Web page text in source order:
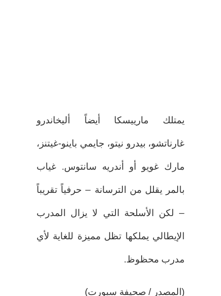
يمتلك مارييسكا أيضاً أليخاندرو
غارناتشو، بيدرو نيتو، جايمي باينو-غيتنز،
مارك غويو أو أندريه سانتوس. غياب
بالمر يقلل من الترسانة – حرفياً تقريباً
– لكن الأسلحة التي لا يزال المدرب
الإيطالي يملكها تظل مميزة للغاية لأي
مدرب محظوظ.
(المصدر / صحيفة سبورت)